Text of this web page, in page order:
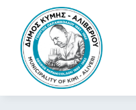
content